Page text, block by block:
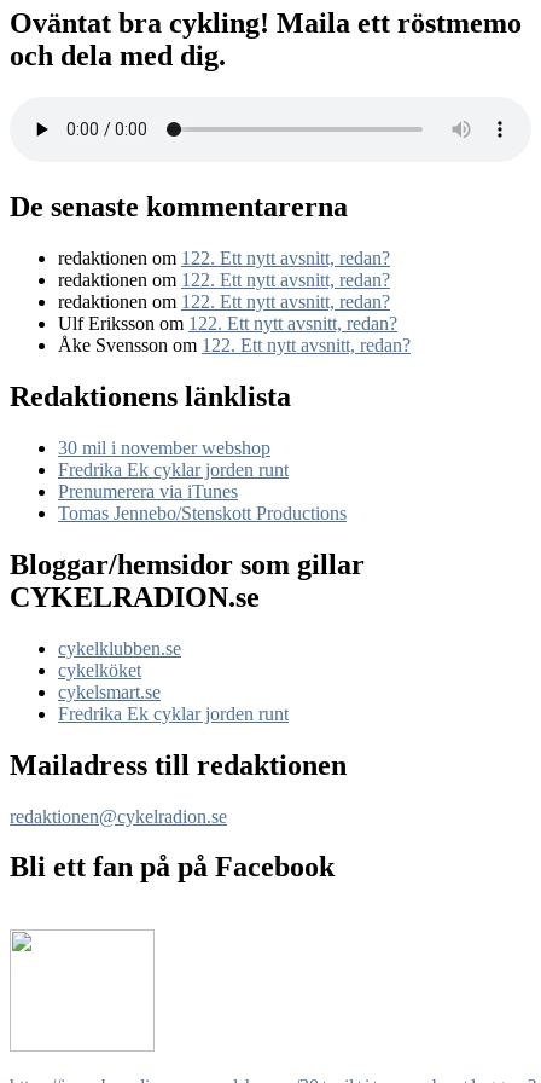
Oväntat bra cykling! Maila ett röstmemo
och dela med dig.
De senaste kommentarerna
redaktionen om 122. Ett nytt avsnitt, redan?
redaktionen om 122. Ett nytt avsnitt, redan?
redaktionen om 122. Ett nytt avsnitt, redan?
Ulf Eriksson om 122. Ett nytt avsnitt, redan?
Åke Svensson om 122. Ett nytt avsnitt, redan?
Redaktionens länklista
30 mil i november webshop
Fredrika Ek cyklar jorden runt
Prenumerera via iTunes
Tomas Jennebo/Stenskott Productions
Bloggar/hemsidor som gillar
CYKELRADION.se
cykelklubben.se
cykelköket
cykelsmart.se
Fredrika Ek cyklar jorden runt
Mailadress till redaktionen
redaktionen@cykelradion.se
Bli ett fan på på Facebook